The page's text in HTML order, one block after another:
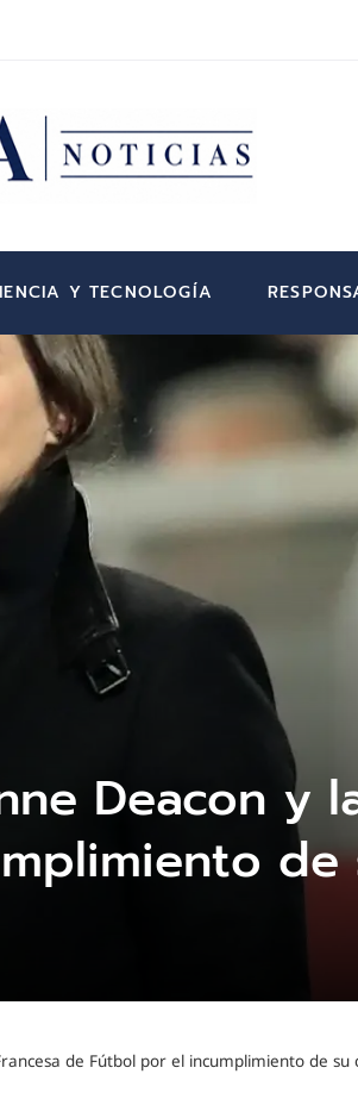
Y TECNOLOGÍA
Deacon y
de Fútbol por el incumplimiento de su